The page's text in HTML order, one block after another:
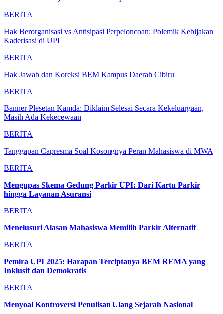
BERITA
Hak Berorganisasi vs Antisipasi Perpeloncoan: Polemik Kebijakan
Kaderisasi di UPI
BERITA
Hak Jawab dan Koreksi BEM Kampus Daerah Cibiru
BERITA
Banner Plesetan Kamda: Diklaim Selesai Secara Kekeluargaan,
Masih Ada Kekecewaan
BERITA
Tanggapan Capresma Soal Kosongnya Peran Mahasiswa di MWA
BERITA
Mengupas Skema Gedung Parkir UPI: Dari Kartu Parkir
hingga Layanan Asuransi
BERITA
Menelusuri Alasan Mahasiswa Memilih Parkir Alternatif
BERITA
Pemira UPI 2025: Harapan Terciptanya BEM REMA yang
Inklusif dan Demokratis
BERITA
Menyoal Kontroversi Penulisan Ulang Sejarah Nasional